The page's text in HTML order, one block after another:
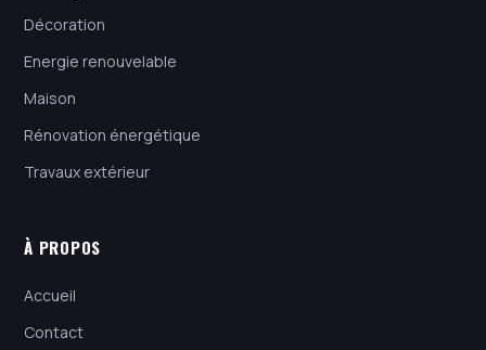
Décoration
Energie renouvelable
Maison
Rénovation énergétique
Travaux extérieur
À PROPOS
Accueil
Contact